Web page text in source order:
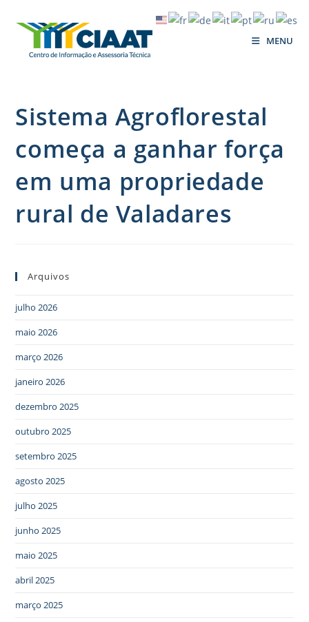
MENU
Sistema Agroflorestal
começa a ganhar força
em uma propriedade
rural de Valadares
Arquivos
julho 2026
maio 2026
março 2026
janeiro 2026
dezembro 2025
outubro 2025
setembro 2025
agosto 2025
julho 2025
junho 2025
maio 2025
abril 2025
março 2025